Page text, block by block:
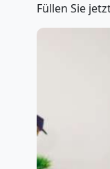
Füllen Sie